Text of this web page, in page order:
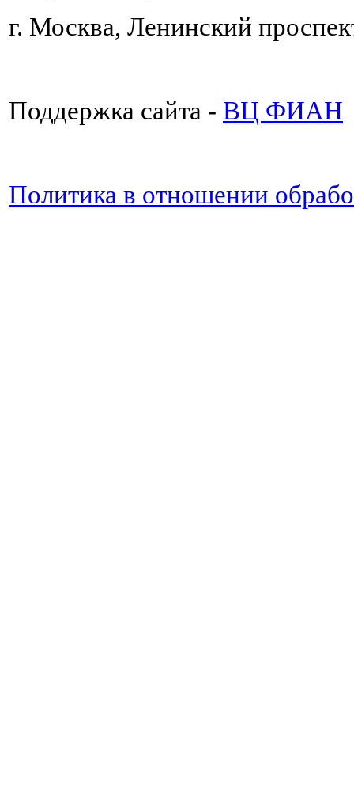
г. Москва, Ленинский
Поддержка сайта - ВЦ ФИАН
Политика в отношении